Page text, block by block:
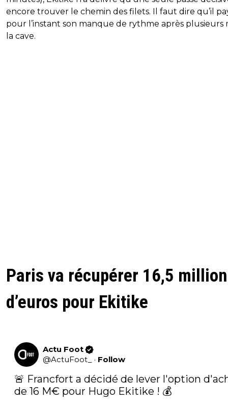
encore trouver le chemin des filets. Il faut dire qu’il
pour l’instant son manque de rythme après plusieurs
la cave.
Paris va récupérer 16,5
d’euros pour Ekitike
Actu Foot
@ActuFoot_ · Follow
🚨 Francfort a décidé de lever l'option
de 16 M€ pour Hugo Ekitike ! 💰